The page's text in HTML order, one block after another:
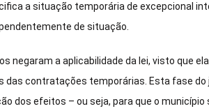
a situação temporária de excepcional
de situação.
negaram a aplicabilidade da lei, visto que
das contratações temporárias. Esta fase
dos efeitos – ou seja, para que o